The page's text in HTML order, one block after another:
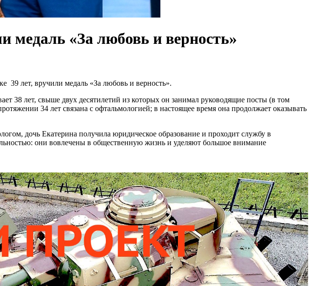
«За любовь и верность»
лет, вручили медаль «За любовь и верность».
38 лет, свыше двух десятилетий из которых он занимал руководящие посты (в том
34 лет связана с офтальмологией; в настоящее время она продолжает оказывать
дочь Екатерина получила юридическое образование и проходит службу в
они вовлечены в общественную жизнь и уделяют большое внимание